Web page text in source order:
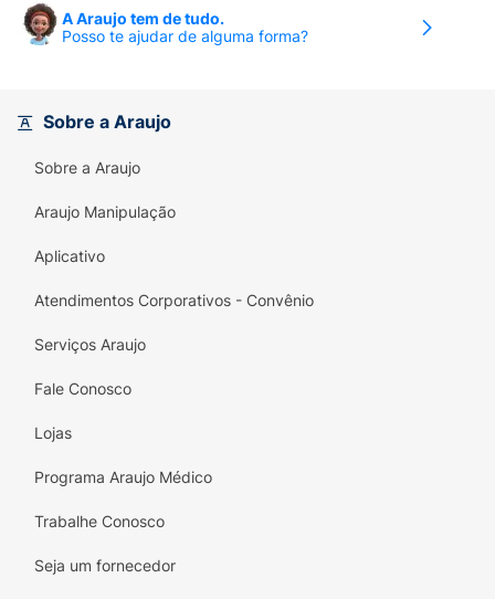
A Araujo tem de tudo.
Posso te ajudar de alguma forma?
Sobre a Araujo
Sobre a Araujo
Araujo Manipulação
Aplicativo
Atendimentos Corporativos - Convênio
Serviços Araujo
Fale Conosco
Lojas
Programa Araujo Médico
Trabalhe Conosco
Seja um fornecedor